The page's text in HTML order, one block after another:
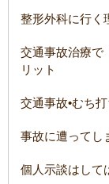
整形外科に行く
交通事故治療で
リット
交通事故•むち打
事故に遭ってし
個人示談はして